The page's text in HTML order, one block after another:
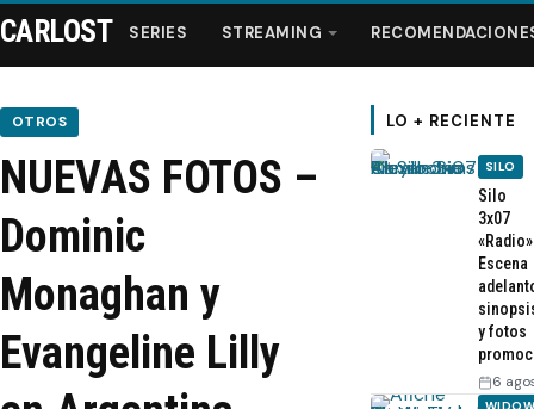
Series
Streaming
Recomendaciones
Videos
CARLOST SERIES STREAMING
OTROS
NUEVAS FOTOS –
Dominic
Monaghan y
Evangeline Lilly
LO + RECIENTE
SILO
Silo
3x07
Escena
y fotos
6